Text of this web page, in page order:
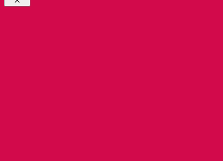
Schließen